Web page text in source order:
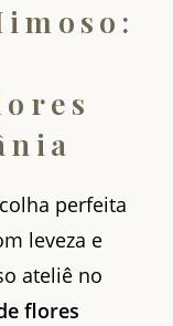
perfeita
leveza e
ateliê no
flores